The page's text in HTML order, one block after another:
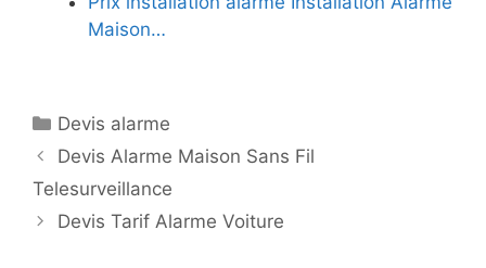
Maison…
Catégories
Devis alarme
Devis Alarme Maison Sans Fil
Telesurveillance
Devis Tarif Alarme Voiture